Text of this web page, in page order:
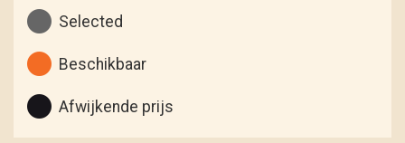
Selected
Beschikbaar
Afwijkende prijs